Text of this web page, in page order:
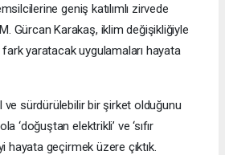
geniş katılımlı zirvede
Gürcan Karakaş, iklim değişikliğiyle
yaratacak uygulamaları hayata
ve sürdürülebilir bir şirket olduğunu
‘doğuştan elektrikli’ ve ‘sıfır
geçirmek üzere çıktık.